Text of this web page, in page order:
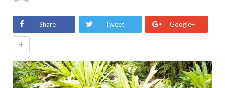
Share Tweet Google+
+